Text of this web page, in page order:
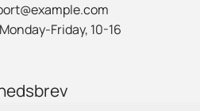
Monday-Friday, 10-16